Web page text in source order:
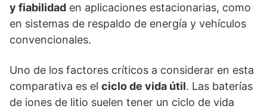
y fiabilidad en aplicaciones estacionarias, como
en sistemas de respaldo de energía y vehículos
convencionales.
Uno de los factores críticos a considerar en esta
comparativa es el ciclo de vida útil. Las baterías
de iones de litio suelen tener un ciclo de vida